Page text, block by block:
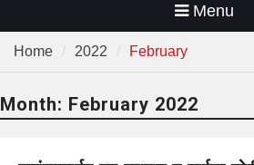
Menu
Home 2022 February
Month: February 2022